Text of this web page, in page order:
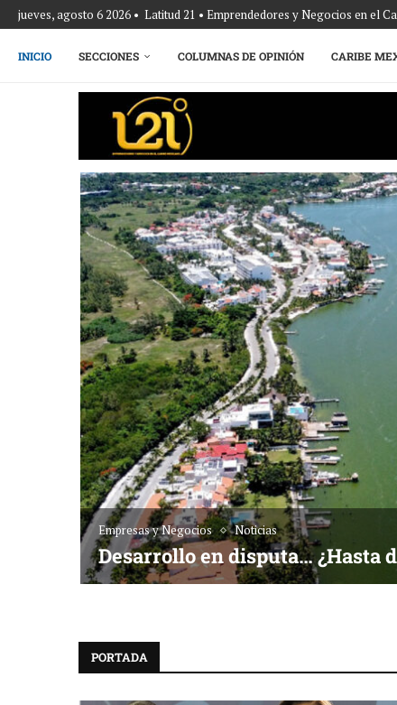
jueves, agosto 6 2026 • Latitud 21 • Emprendedores y Negocios en el
INICIO SECCIONES COLUMNAS DE OPINIÓN CARIBE
Empresas y Negocios Noticias
Desarrollo en disputa… ¿Hasta
PORTADA